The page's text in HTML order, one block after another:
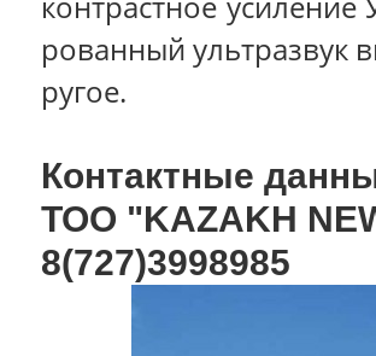
рованный ультразвук
ругое.
Контактные
ТОО "KAZAKH
8(727)3998985